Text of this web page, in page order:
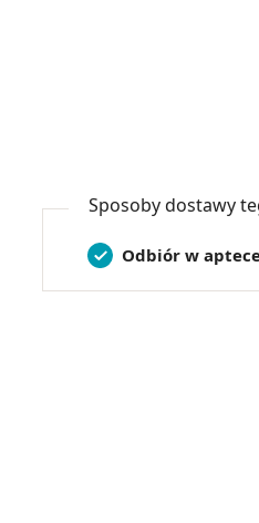
Sposoby dostawy
Odbiór w